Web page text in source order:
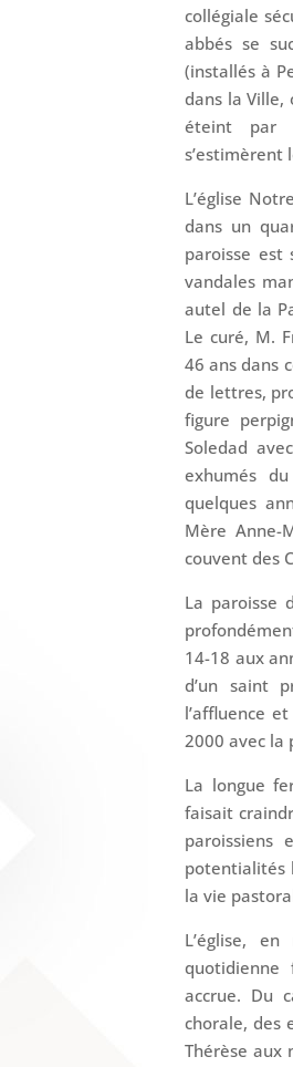
collégiale
abbés se
(installés à
dans la Ville,
éteint par
s’estimèrent
L’église
dans un
paroisse
vandales
autel de la
Le curé, M.
46 ans dans
de lettres,
figure
Soledad
exhumés
quelques
Mère Anne-
couvent des
La paroisse
14-18 aux
d’un saint
l’affluence
2000 avec la
La longue
faisait
potentialités
la vie
L’église,
quotidienne
accrue. Du
chorale, des
Thérèse aux